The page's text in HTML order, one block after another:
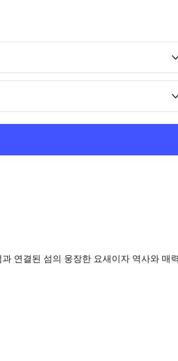
연결된 섬의 웅장한 요새이자 역사와 매